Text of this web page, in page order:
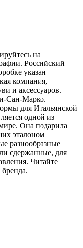
на
Российский
указан
компания,
и аксессуаров.
Сан-Марко.
для Итальянской
одной из
Она подарила
эталоном
разнообразные
сдержанные, для
Читайте